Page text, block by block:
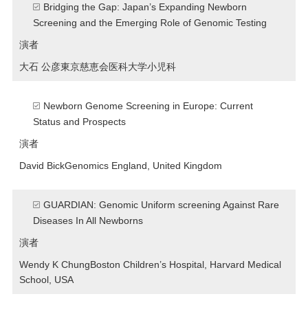
Bridging the Gap: Japan’s Expanding Newborn
Screening and the Emerging Role of Genomic Testing
演者
大石 公彦東京慈恵会医科大学小児科
Newborn Genome Screening in Europe: Current
Status and Prospects
演者
David BickGenomics England, United Kingdom
GUARDIAN: Genomic Uniform screening Against Rare
Diseases In All Newborns
演者
Wendy K ChungBoston Children’s Hospital, Harvard Medical
School, USA